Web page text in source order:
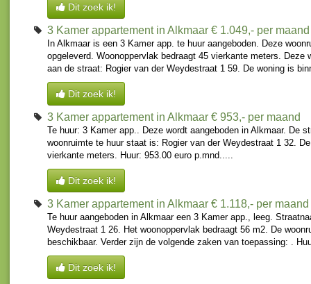
Dit zoek ik!
3 Kamer appartement in Alkmaar € 1.049,- per maand
In Alkmaar is een 3 Kamer app. te huur aangeboden. Deze
opgeleverd. Woonoppervlak bedraagt 45 vierkante meters. Deze
aan de straat: Rogier van der Weydestraat 1 59. De woning is
Dit zoek ik!
3 Kamer appartement in Alkmaar € 953,- per maand
Te huur: 3 Kamer app.. Deze wordt aangeboden in Alkmaar. De
woonruimte te huur staat is: Rogier van der Weydestraat 1 32.
vierkante meters. Huur: 953.00 euro p.mnd.....
Dit zoek ik!
3 Kamer appartement in Alkmaar € 1.118,- per maand
Te huur aangeboden in Alkmaar een 3 Kamer app., leeg.
Weydestraat 1 26. Het woonoppervlak bedraagt 56 m2. De
beschikbaar. Verder zijn de volgende zaken van toepassing: .
Dit zoek ik!